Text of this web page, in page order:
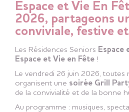
Espace et Vie En
2026, partageons
conviviale, festive
Les Résidences Seniors Espace
Espace et Vie en Fête !
Le vendredi 26 juin 2026, toutes
organisent une soirée Grill
de la convivialité et de la bonne
Au programme : musiques,